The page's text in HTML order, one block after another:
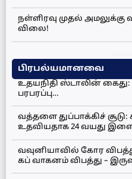
நள்ளிரவு முதல் அமலுக்கு
விலை!
பிரபல்யமானவை
உதயநிதி ஸ்டாலின் கைது:
பரபரப்பு…
வத்தளை துப்பாக்கிச் சூடு:
உதவியதாக 24 வயது
வவுனியாவில் கோர
கப் வாகனம் விபத்து –